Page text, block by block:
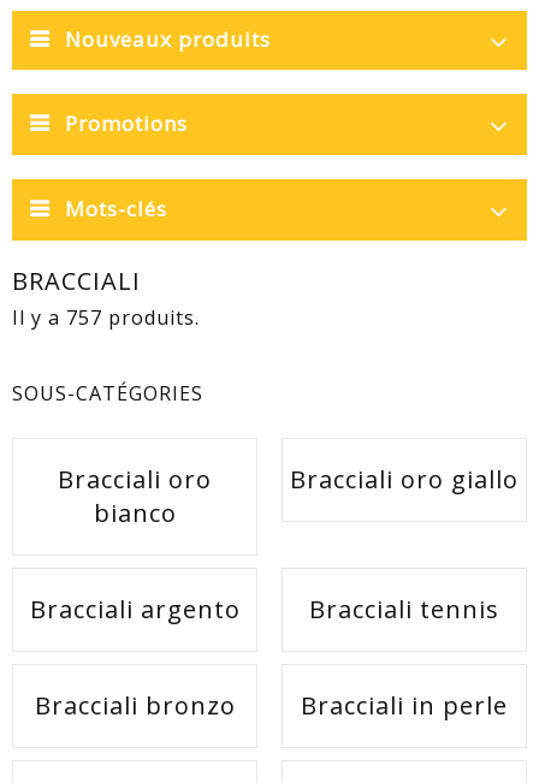
Nouveaux produits
Promotions
Mots-clés
BRACCIALI
Il y a 757 produits.
SOUS-CATÉGORIES
Bracciali oro
bianco
Bracciali oro giallo
Bracciali argento Bracciali tennis
Bracciali bronzo Bracciali in perle